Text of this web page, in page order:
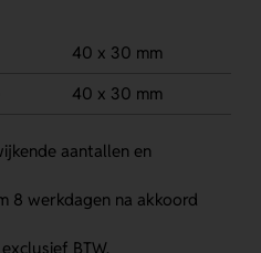
40 x 30 mm
40 x 30 mm
aantallen en
8 werkdagen na akkoord
BTW.